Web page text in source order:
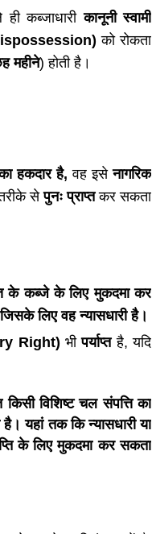
कब्जाधारीकानूनी स्वामी
को रोकता
महीने) होती है।
हकदार है, वह इसेनागरिक
तरीके सेपुनः प्राप्तकर सकता
के कब्जे के लिए मुकदमा कर
जिसके लिए वह न्यासधारी है।
Right) भीपर्याप्तहै, यदि
किसी विशिष्ट चल संपत्ति का
है। यहां तक किन्यासधारी या
के लिए मुकदमा कर सकता